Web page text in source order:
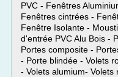
PVC - Fenêtres
Fenêtres cintrées -
Fenêtre Isolante -
d'entrée PVC Alu Bois -
Portes composite -
- Porte blindée - Volets
- Volets alumium-